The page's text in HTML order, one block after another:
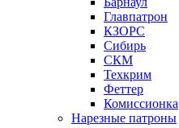
Главпатрон
КЗОРС
Сибирь
СКМ
Техкрим
Феттер
Комиссионка
Нарезные патроны